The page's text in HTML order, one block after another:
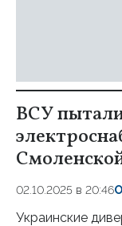
ВСУ
02.10.2025 в 20:46
Украинские